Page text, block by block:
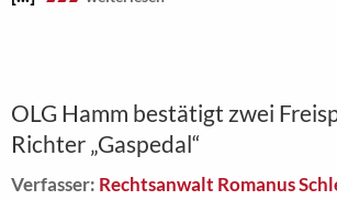
OLG Hamm bestätigt zwei
Richter „Gaspedal“
Verfasser: Rechtsanwalt Romanus